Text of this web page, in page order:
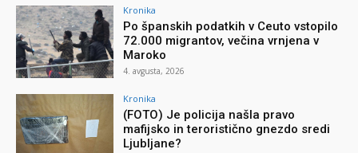
Kronika
Po španskih podatkih v Ceuto vstopilo
72.000 migrantov, večina vrnjena v
Maroko
4. avgusta, 2026
Kronika
(FOTO) Je policija našla pravo
mafijsko in teroristično gnezdo sredi
Ljubljane?